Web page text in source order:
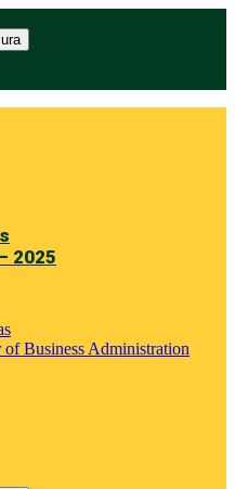
2025
Business Administration